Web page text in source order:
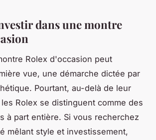
dans une montre
Rolex d'occasion peut
vue, une démarche dictée par
Pourtant, au-delà de leur
Rolex se distinguent comme des
à part entière. Si vous recherchez
mêlant style et investissement,